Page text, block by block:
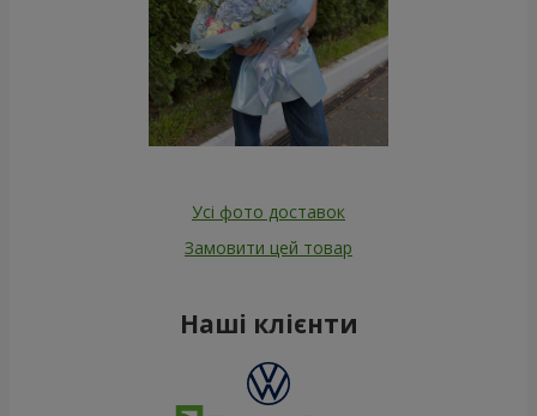
Усі фото доставок
Замовити цей товар
Наші клієнти